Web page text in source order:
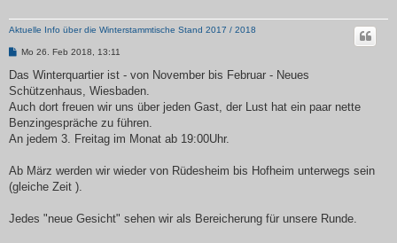
Aktuelle Info über die Winterstammtische Stand 2017 / 2018
B
i
r
a
Mo 26. Feb 2018, 13:11
Das Winterquartier ist - von November bis Februar - Neues
Schützenhaus, Wiesbaden.
Auch dort freuen wir uns über jeden Gast, der Lust hat ein paar nette
Benzingespräche zu führen.
An jedem 3. Freitag im Monat ab 19:00Uhr.
Ab März werden wir wieder von Rüdesheim bis Hofheim unterwegs sein
(gleiche Zeit ).
Jedes "neue Gesicht" sehen wir als Bereicherung für unsere Runde.